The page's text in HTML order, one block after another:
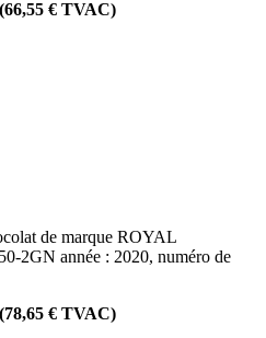
€ TVAC)
de marque ROYAL
2GN année : 2020, numéro de
€ TVAC)